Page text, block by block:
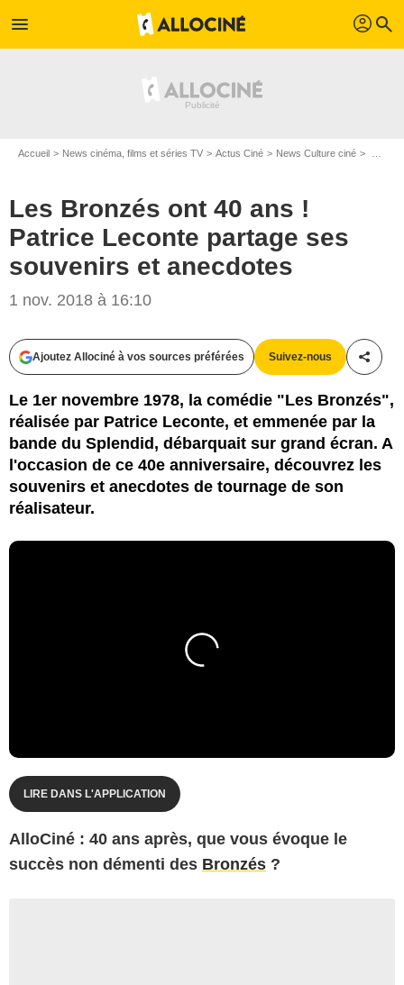
menu profil search
Accueil News cinéma, films et séries TV Actus Ciné News Culture ciné
Les Bronzés ont 40 ans !
Patrice Leconte partage ses
souvenirs et anecdotes
1 nov. 2018 à 16:10
Ajoutez Allociné à vos sources préférées Suivez-nous
Le 1er novembre 1978, la comédie "Les Bronzés",
réalisée par Patrice Leconte, et emmenée par la
bande du Splendid, débarquait sur grand écran. A
l'occasion de ce 40e anniversaire, découvrez les
souvenirs et anecdotes de tournage de son
réalisateur.
LIRE DANS L'APPLICATION
AlloCiné : 40 ans après, que vous évoque le
succès non démenti des Bronzés ?